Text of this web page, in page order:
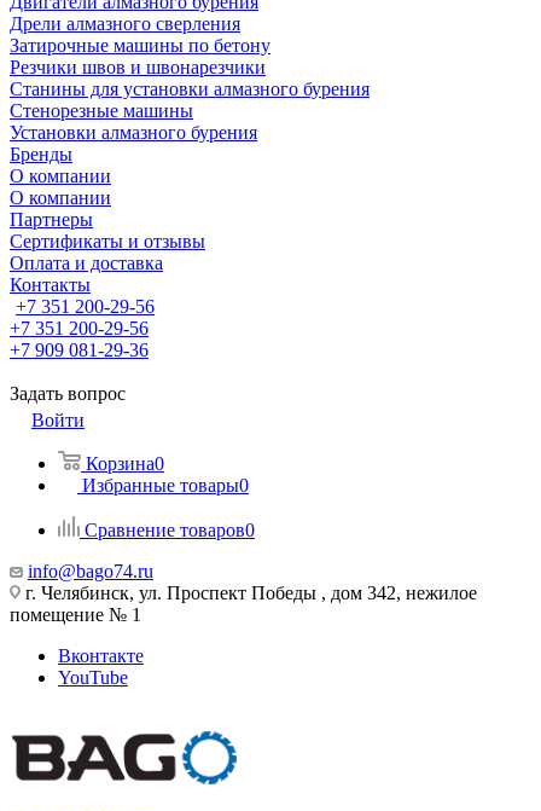
Дрели алмазного сверления
Затирочные машины по бетону
Резчики швов и швонарезчики
Станины для установки алмазного бурения
Стенорезные машины
Установки алмазного бурения
Бренды
О компании
О компании
Партнеры
Cертификаты и отзывы
Оплата и доставка
Контакты
+7 351 200-29-56
+7 351 200-29-56
+7 909 081-29-36
Задать вопрос
Войти
Корзина0
Избранные товары0
Сравнение товаров0
info@bago74.ru
г. Челябинск, ул. Проспект Победы , дом 342, нежилое
помещение № 1
Вконтакте
YouTube